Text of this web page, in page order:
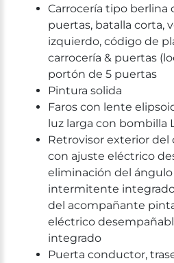
Carrocería tipo berlina
puertas, batalla corta,
izquierdo, código de
carrocería & puertas
portón de 5 puertas
Pintura solida
Faros con lente
luz larga con bombilla
Retrovisor exterior
con ajuste eléctrico
eliminación del
intermitente
del acompañante
eléctrico
integrado
Puerta conductor,